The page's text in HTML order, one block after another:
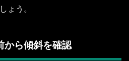
ょう。
から傾斜を確認